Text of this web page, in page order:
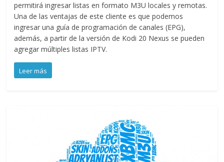
permitirá ingresar listas en formato M3U locales y remotas.
Una de las ventajas de este cliente es que podemos
ingresar una guía de programación de canales (EPG),
además, a partir de la versión de Kodi 20 Nexus se pueden
agregar múltiples listas IPTV.
Leer más